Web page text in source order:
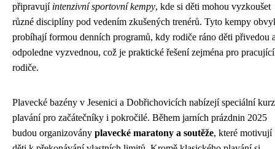
připravují intenzivní sportovní kempy, kde si děti mohou vyzkoušet
různé disciplíny pod vedením zkušených trenérů. Tyto kempy
probíhají formou denních programů, kdy rodiče ráno děti přivedou
odpoledne vyzvednou, což je praktické řešení zejména pro pracující
rodiče.
Plavecké bazény v Jesenici a Dobřichovicích nabízejí speciální
plavání pro začátečníky i pokročilé. Během jarních prázdnin 2025
budou organizovány plavecké maratony a soutěže, které motivují